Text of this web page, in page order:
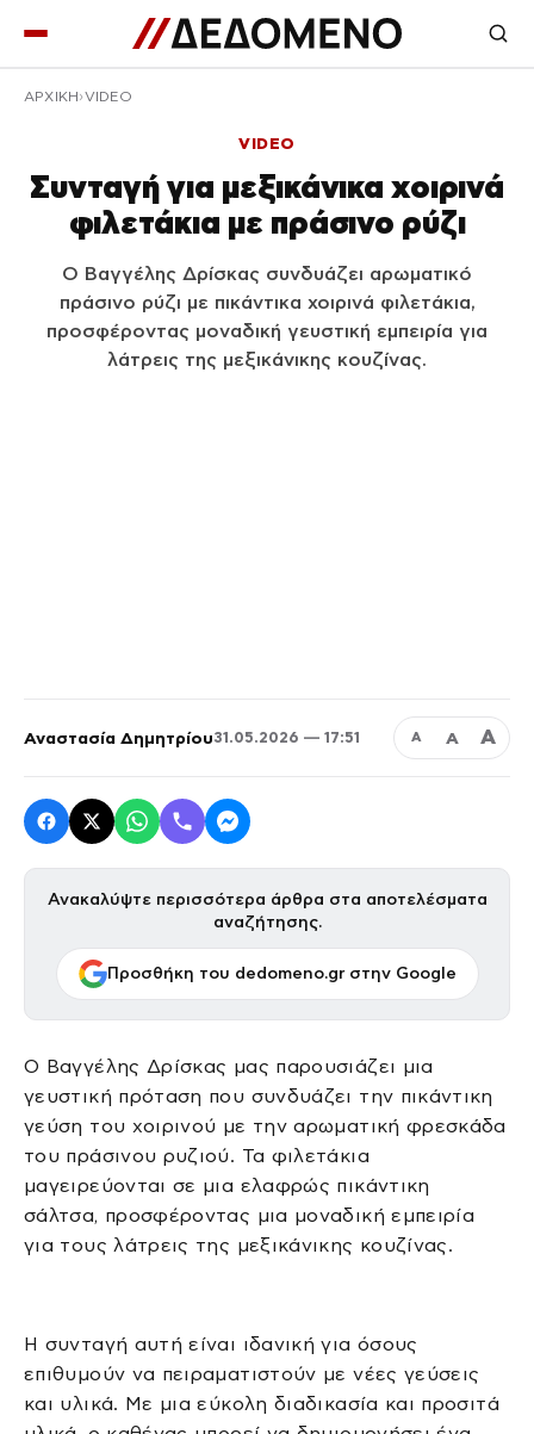
ΑΡΧΙΚΉ VIDEO
VIDEO
Συνταγή για μεξικάνικα χοιρινά
φιλετάκια με πράσινο ρύζι
Ο Βαγγέλης Δρίσκας συνδυάζει αρωματικό
πράσινο ρύζι με πικάντικα χοιρινά φιλετάκια,
προσφέροντας μοναδική γευστική εμπειρία για
λάτρεις της μεξικάνικης κουζίνας.
Αναστασία Δημητρίου31.05.2026 — 17:51 Α Α Α
Ανακαλύψτε περισσότερα άρθρα στα αποτελέσματα
αναζήτησης.
Προσθήκη του dedomeno.gr στην Google
Ο Βαγγέλης Δρίσκας μας παρουσιάζει μια
γευστική πρόταση που συνδυάζει την πικάντικη
γεύση του χοιρινού με την αρωματική φρεσκάδα
του πράσινου ρυζιού. Τα φιλετάκια
μαγειρεύονται σε μια ελαφρώς πικάντικη
σάλτσα, προσφέροντας μια μοναδική εμπειρία
για τους λάτρεις της μεξικάνικης κουζίνας.
Η συνταγή αυτή είναι ιδανική για όσους
επιθυμούν να πειραματιστούν με νέες γεύσεις
και υλικά. Με μια εύκολη διαδικασία και προσιτά